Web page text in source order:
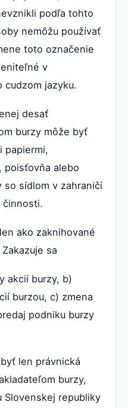
podľa tohto
nemôžu používať
toto označenie
v
cudzom jazyku.
desať
burzy môže byť
papiermi,
poisťovňa alebo
so sídlom v zahraničí
činnosti.
ako zaknihované
sa
akcií burzy, b)
burzou, c) zmena
podniku burzy
len právnická
burzy,
Slovenskej republiky